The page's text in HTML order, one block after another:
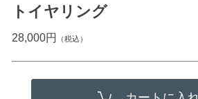
トイヤリング
28,000円 （税込）